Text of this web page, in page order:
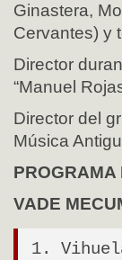
Ginastera,
Cervantes) y
Director
“Manuel
Director del
Música
PROGRAMA
VADE
1.